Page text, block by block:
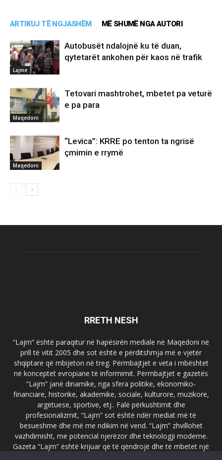
ARTIKUJ TË NGJASHËM MË SHUMË NGA AUTORI
Lajme
Autobusët ndalojnë ku të duan,
qytetarët ankohen për kaos në trafik
Maqedoni
Tetovari mashtrohet, mbetet pa veturë
e pa para
Maqedoni
“Levica”: KRRE po tenton ta ngrisë
çmimin e rrymë
RRETH NESH
“Lajm” është paraqitur në hapësirën mediale në Maqedoni në
prill të vitit 2005 dhe sot është e përditshmja më e vjetër
shqiptare që mbijeton në treg. Përmbajtjet e veta i mbështet
në konceptet evropiane të informimit. Përmbajtjet e gazetës
“Lajm” janë dinamike, nga sfera politike, ekonomiko-
financiare, historike, akademike, sociale, kulturore, muzikore,
argëtuese, sportive, etj.. Falë përkushtimit dhe
profesionalizmit, “Lajm” sot është ndër mediat më të
besueshme dhe më me ndikim në vend. “Lajm” zhvillohet
vazhdimisht, me potencial njerëzor dhe teknologji moderne.
Gazeta “Lajm” është krijuar që të qëndrojë dhe të mbetet një